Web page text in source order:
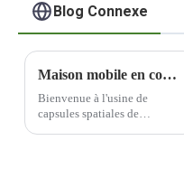
Blog Connexe
Maison mobile en conteneur - Des clients belges sont venus à l'usine de capsules spatiales de Mutong pour une inspection sur place
Bienvenue à l'usine de
capsules spatiales de